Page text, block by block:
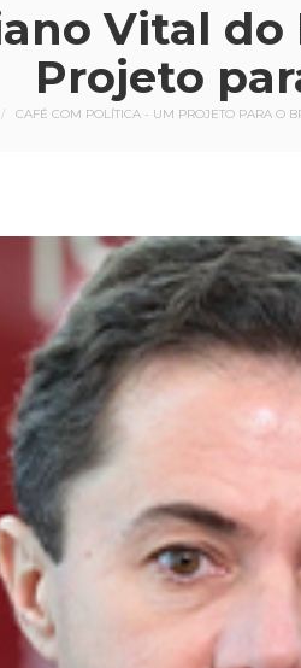
Vital
Projeto
está aqui:
CAFÉ COM POLÍTICA - UM PROJETO PARA O